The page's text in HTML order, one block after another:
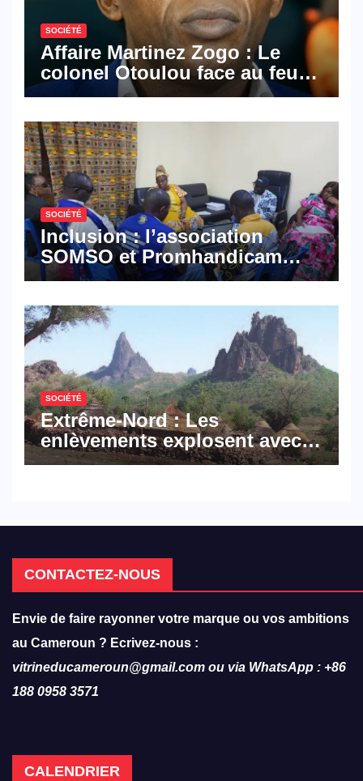
SOCIÉTÉ
Affaire Martinez Zogo : Le
colonel Otoulou face au feu
croisé des avocats de la
SOCIÉTÉ
Inclusion : l’association
SOMSO et Promhandicam
militent en faveur d’une
hôtellerie-restauration
SOCIÉTÉ
Extrême-Nord : Les
enlèvements explosent avec
308 victimes en trois mois
CONTACTEZ-NOUS
Envie de faire rayonner votre marque ou vos ambitions
au Cameroun ? Ecrivez-nous :
vitrineducameroun@gmail.com ou via WhatsApp : +86
188 0958 3571
CALENDRIER